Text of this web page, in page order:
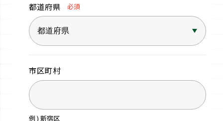
都道府県 必須
市区町村
例 ) 新宿区